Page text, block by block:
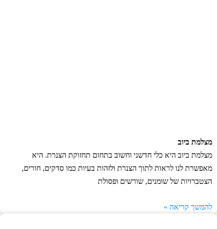
מצלמת ביוב
מצלמת ביוב היא כלי חדשני וחשוב בתחום תחזוקת הצנרת. היא
מאפשרת לנו לראות לתוך הצנרת ולזהות בעיות כמו סדקים, חורים,
הצטברויות של שומנים, שורשים ופסולת
להמשך קריאה »